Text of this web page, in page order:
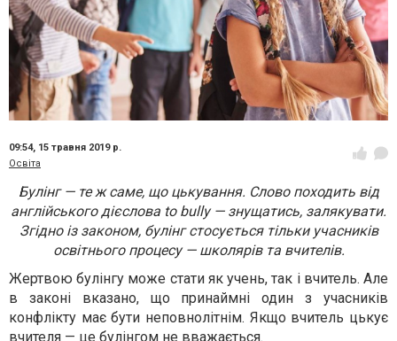
09:54, 15 травня 2019 р.
Освіта
Булінг — те ж саме, що цькування. Слово походить від
англійського дієслова to bully — знущатись, залякувати.
Згідно із законом, булінг стосується тільки учасників
освітнього процесу — школярів та вчителів.
Жертвою булінгу може стати як учень, так і вчитель. Але
в законі вказано, що принаймні один з учасників
конфлікту має бути неповнолітнім. Якщо вчитель цькує
вчителя — це булінгом не вважається.